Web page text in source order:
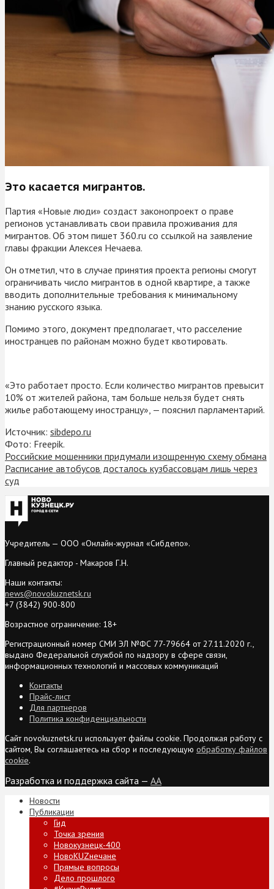
Это касается мигрантов.
Партия «Новые люди» создаст законопроект о праве
регионов устанавливать свои правила проживания для
мигрантов. Об этом пишет 360.ru со ссылкой на заявление
главы фракции Алексея Нечаева.
Он отметил, что в случае принятия проекта регионы смогут
ограничивать число мигрантов в одной квартире, а также
вводить дополнительные требования к минимальному
знанию русского языка.
Помимо этого, документ предполагает, что расселение
иностранцев по районам можно будет квотировать.
«Это работает просто. Если количество мигрантов превысит
10% от жителей района, там больше нельзя будет снять
жилье работающему иностранцу», — пояснил парламентарий.
Источник: sibdepo.ru
Фото: Freepik.
Российские мошенники придумали изощренную схему обмана
Расписание автобусов досталось кузбассовцам лишь через
суд
Учредитель — ООО «Онлайн-журнал «Сибдепо».
Главный редактор - Макаров Г.Н.
Наши контакты:
news@novokuznetsk.ru
+7 (3842) 900-800
Возрастное ограничение: 18+
Регистрационный номер СМИ ЭЛ №ФС 77-79664 от 27.11.2020 г.,
выдано Федеральной службой по надзору в сфере связи,
информационных технологий и массовых коммуникаций
Контакты
Прайс-лист
Для партнеров
Политика конфиденциальности
Сайт novokuznetsk.ru использует файлы cookie. Продолжая работу с
сайтом, Вы соглашаетесь на сбор и последующую обработку файлов
cookie.
Разработка и поддержка сайта — AA
Новости
Публикации
Гид
Точка зрения
Новокузнецк-400
НовоKUZнечане
Прямые вопросы
Дело прошлого